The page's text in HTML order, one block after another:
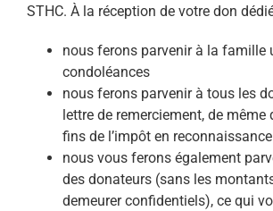
STHC. À la réception de votre don
nous ferons parvenir à la famille
condoléances
nous ferons parvenir à tous les
lettre de remerciement, de même
fins de l’impôt en
nous vous ferons également
des donateurs (sans les
demeurer confidentiels), ce qui